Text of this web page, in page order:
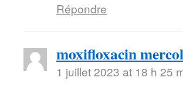
Répondre
moxifloxacin
1 juillet 2023 at 18 h 25